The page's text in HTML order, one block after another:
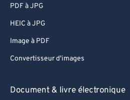
PDF à JPG
HEIC à JPG
Image à PDF
Convertisseur d'images
Document & livre électronique